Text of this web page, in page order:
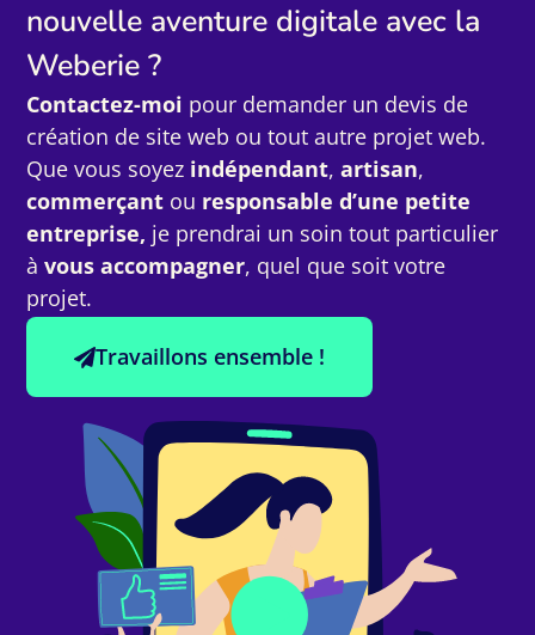
nouvelle aventure digitale avec la
Weberie ?
Contactez-moi pour demander un devis de
création de site web ou tout autre projet web.
Que vous soyez indépendant,artisan,
commerçant ou responsable d’une petite
entreprise, je prendrai un soin tout particulier
àvous accompagner, quel que soit votre
projet.
Travaillons ensemble !